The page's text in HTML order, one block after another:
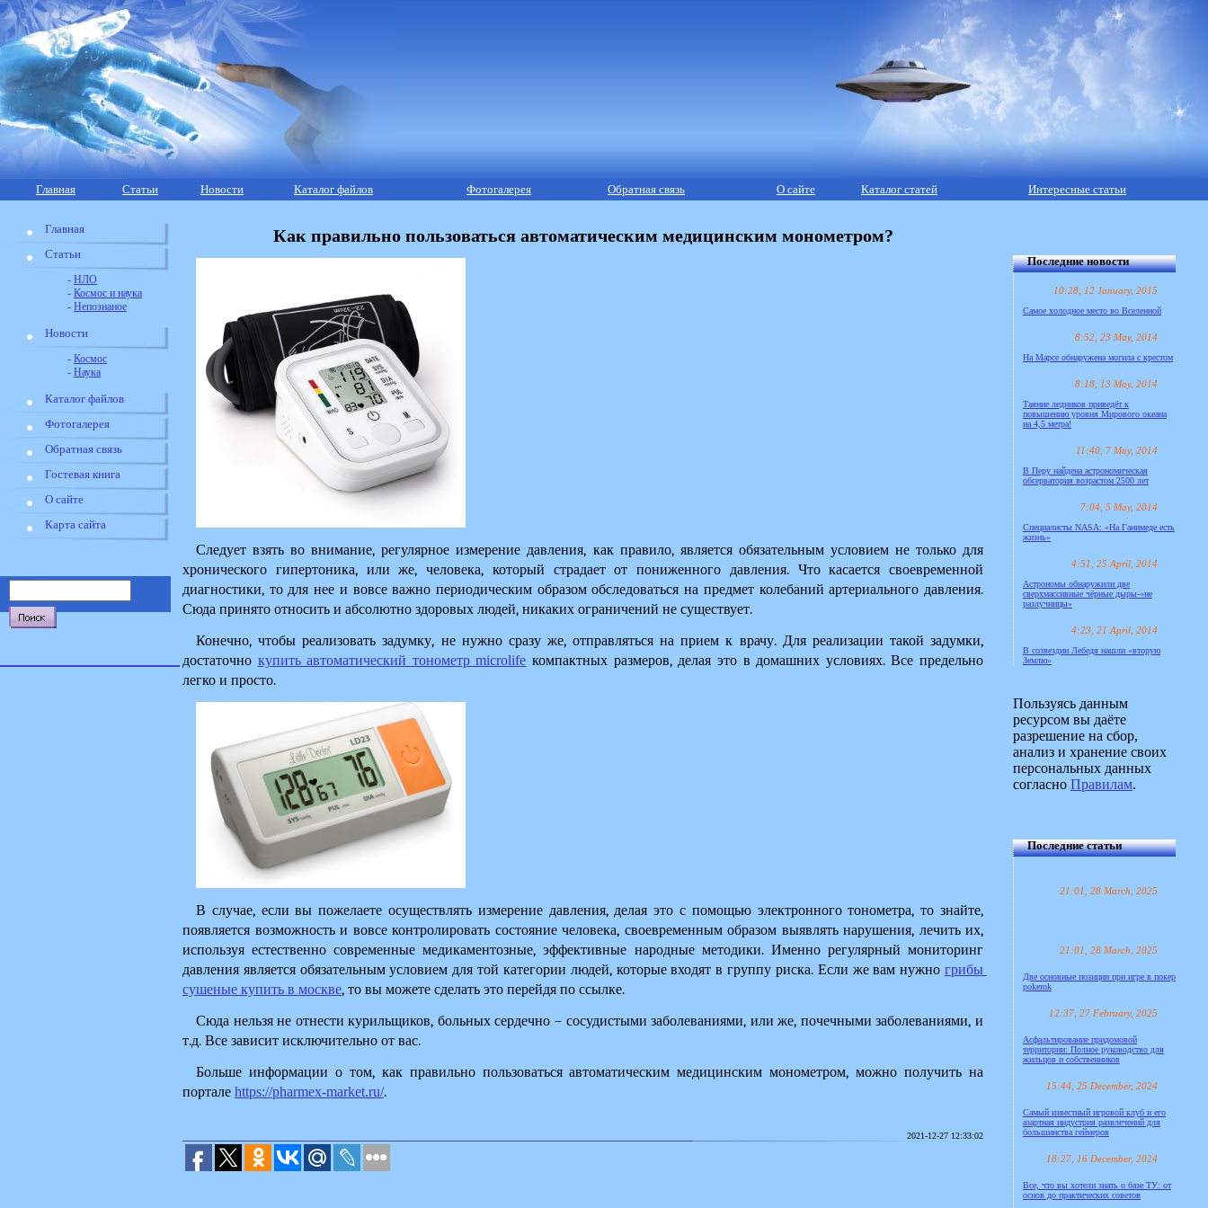
Главная Статьи Новости Каталог файлов Фотогалерея Обратная связь О сайте Каталог статей Интересные статьи
Главная
Статьи
- НЛО
- Космос и наука
- Непознаное
Новости
- Космос
- Наука
Каталог файлов
Фотогалерея
Обратная связь
Гостевая книга
О сайте
Карта сайта
Как правильно пользоваться автоматическим медицинским монометром?
Следует взять во внимание, регулярное измерение давления, как правило, является обязательным условием не только для
хронического гипертоника, или же, человека, который страдает от пониженного давления. Что касается своевременной
диагностики, то для нее и вовсе важно периодическим образом обследоваться на предмет колебаний артериального давления.
Сюда принято относить и абсолютно здоровых людей, никаких ограничений не существует.
Конечно, чтобы реализовать задумку, не нужно сразу же, отправляться на прием к врачу. Для реализации такой задумки,
достаточно купить автоматический тонометр microlife компактных размеров, делая это в домашних условиях. Все предельно
легко и просто.
В случае, если вы пожелаете осуществлять измерение давления, делая это с помощью электронного тонометра, то знайте,
появляется возможность и вовсе контролировать состояние человека, своевременным образом выявлять нарушения, лечить их,
используя естественно современные медикаментозные, эффективные народные методики. Именно регулярный мониторинг
давления является обязательным условием для той категории людей, которые входят в группу риска. Если же вам нужно грибы
сушеные купить в москве, то вы можете сделать это перейдя по ссылке.
Сюда нельзя не отнести курильщиков, больных сердечно – сосудистыми заболеваниями, или же, почечными заболеваниями, и
т.д. Все зависит исключительно от вас.
Больше информации о том, как правильно пользоваться автоматическим медицинским монометром, можно получить на
портале https://pharmex-market.ru/.
2021-12-27 12:33:02
Последние новости
10:28, 12 January, 2015
Самое холодное место во Вселенной
8:52, 23 May, 2014
На Марсе обнаружена могила с крестом
8:18, 13 May, 2014
Таяние ледников приведёт к
повышению уровня Мирового океана
на 4,5 метра!
11:40, 7 May, 2014
В Перу найдена астрономическая
обсерватория возрастом 2500 лет
7:04, 5 May, 2014
Специалисты NASA: «На Ганимеде есть
жизнь»
4:51, 25 April, 2014
Астрономы обнаружили две
сверхмассивные чёрные дыры-«не
разлучницы»
4:23, 21 April, 2014
В созвездии Лебедя нашли «вторую
Землю»
Пользуясь данным
ресурсом вы даёте
разрешение на сбор,
анализ и хранение своих
персональных данных
согласно Правилам.
Последние статьи
21:01, 28 March, 2025
21:01, 28 March, 2025
Две основные позиции при игре в покер
pokerok
12:37, 27 February, 2025
Асфальтирование придомовой
территории: Полное руководство для
жильцов и собственников
15:44, 25 December, 2024
Самый известный игровой клуб и его
азартная индустрия развлечений для
большинства геймеров
18:27, 16 December, 2024
Все, что вы хотели знать о базе ТУ: от
основ до практических советов